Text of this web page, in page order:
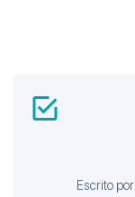
Escrito por